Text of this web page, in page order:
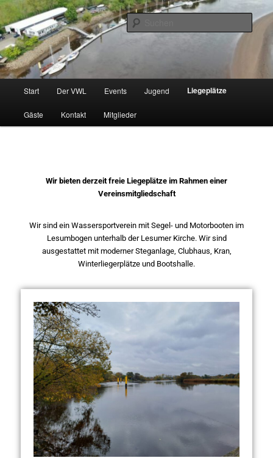
Zum
primären
Inhalt
springenVerein Wassersport Lesum e. V.
Wassersportverein mit Liegeplätzen im Rahmen einer Vereinsmitgliedschaft
Start Der VWL Events Jugend Liegeplätze
Gäste Kontakt Mitglieder
Wir bieten derzeit freie Liegeplätze im Rahmen einer
Vereinsmitgliedschaft
Wir sind ein Wassersportverein mit Segel- und Motorbooten im
Lesumbogen unterhalb der Lesumer Kirche. Wir sind
ausgestattet mit moderner Steganlage, Clubhaus, Kran,
Winterliegerplätze und Bootshalle.